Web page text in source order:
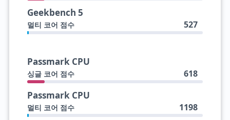
Geekbench 5
멀티 코어 점수 527
Passmark CPU
싱글 코어 점수 618
Passmark CPU
멀티 코어 점수 1198